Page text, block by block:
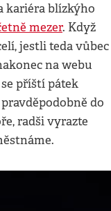
kariéra blízkýho
mezer. Když
jestli teda vůbec
na webu
příští pátek
do
radši vyrazte